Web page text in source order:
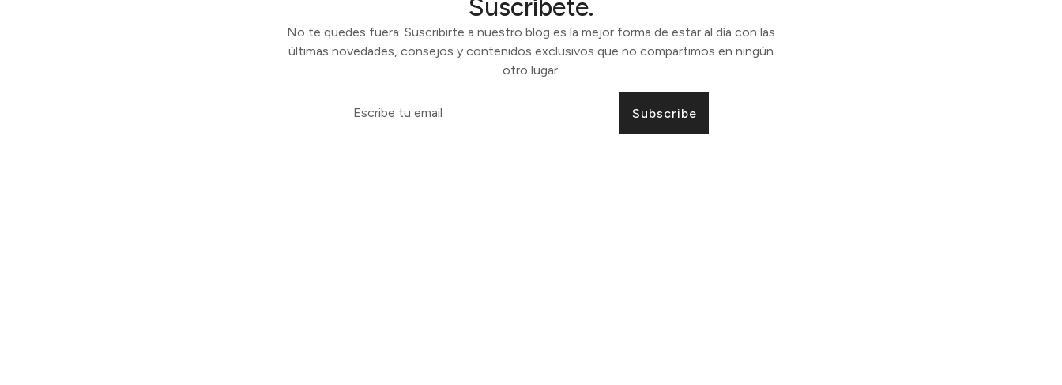
Suscríbete.
No te quedes fuera. Suscribirte a nuestro blog es la mejor forma de estar al día con las
últimas novedades, consejos y contenidos exclusivos que no compartimos en ningún
otro lugar.
Subscribe